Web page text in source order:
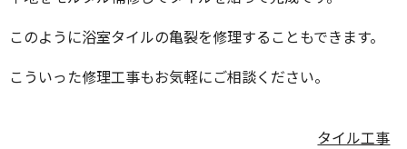
このように浴室タイルの亀裂を修理することもできます。
こういった修理工事もお気軽にご相談ください。
タイル工事